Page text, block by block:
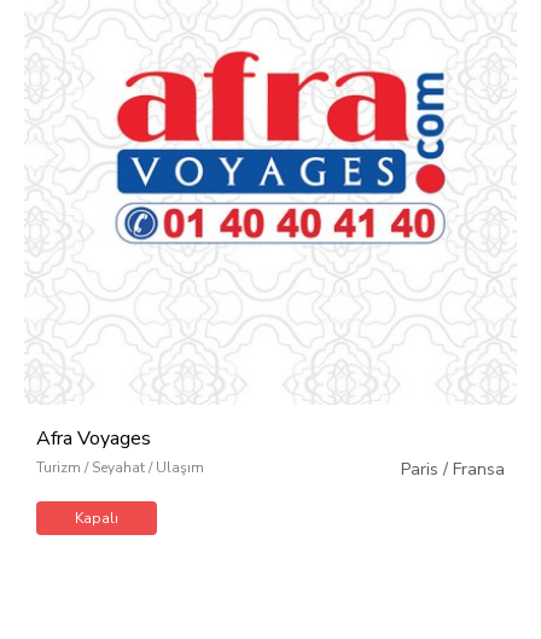
Afra Voyages
Turizm / Seyahat / Ulaşım Paris / Fransa
Kapalı